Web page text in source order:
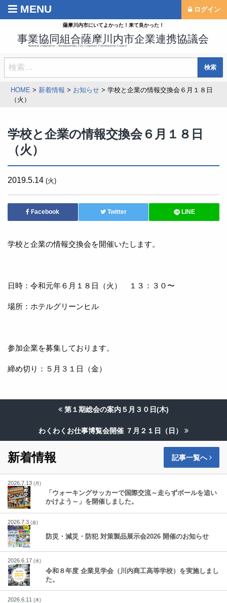
Back
会員名簿
定款
Back
企業PR動画
企業見学
企業のチカラ メイドイン薩摩川
内
MENU ログイン
薩摩川内市にいてよかった！来て良かった！
検
索:
HOME > 新着情報 > お知らせ >学校と企業の情報交換会６月１８日
（火）
学校と企業の情報交換会６月１８日
（火）
2019.5.14 (火)
Facebook Twitter LINE
学校と企業の情報交換会を開催いたします。
日時：令和元年６月１８日（火） １３：３０〜
場所：ホテルグリーンヒル
参加企業を募集しております。
締め切り：５月３１日（金）
第１期総会の案内５月３０日(木)
わくわくお仕事博覧会開催 ７月２１日（日）
新着情報 記事一覧へ
2026.7.13 (月)
「ウォーキングサッカーで国際交流～走らずボールを追い
かけよう～」を開催しました。
2026.7.3 (金)
防災・減災・防犯 対策製品展示会2026 開催のお知らせ
2026.6.17 (水)
令和８年度 企業見学会（川内商工高等学校）を実施しまし
た。
2026.6.11 (木)